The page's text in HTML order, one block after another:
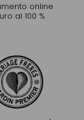
online
al 100 %